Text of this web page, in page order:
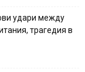
удари между
трагедия в